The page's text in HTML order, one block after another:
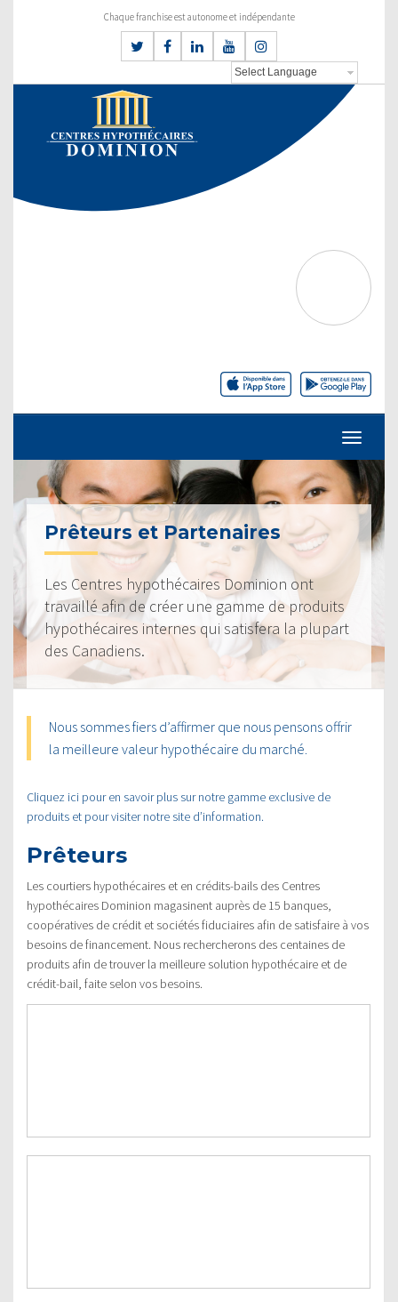
Chaque franchise est autonome et indépendante
Prêteurs et Partenaires
Les Centres hypothécaires Dominion ont
travaillé afin de créer une gamme de produits
hypothécaires internes qui satisfera la plupart
des Canadiens.
Nous sommes fiers d’affirmer que nous pensons offrir
la meilleure valeur hypothécaire du marché.
Cliquez ici pour en savoir plus sur notre gamme exclusive de
produits et pour visiter notre site d’information.
Prêteurs
Les courtiers hypothécaires et en crédits-bails des Centres
hypothécaires Dominion magasinent auprès de 15 banques,
coopératives de crédit et sociétés fiduciaires afin de satisfaire à vos
besoins de financement. Nous rechercherons des centaines de
produits afin de trouver la meilleure solution hypothécaire et de
crédit-bail, faite selon vos besoins.